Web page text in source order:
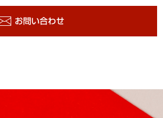
お問い合わせ